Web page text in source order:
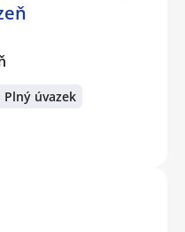
Plný úvazek